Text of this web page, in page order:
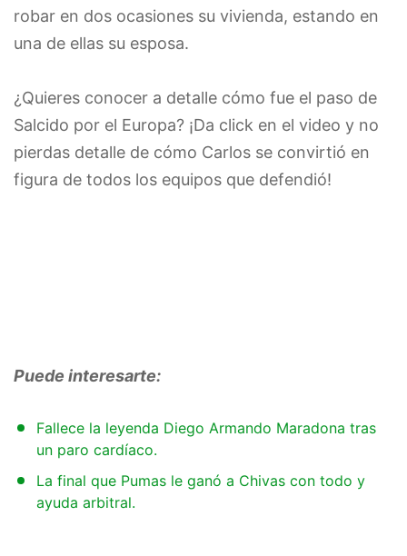
robar en dos ocasiones su vivienda, estando en
una de ellas su esposa.
¿Quieres conocer a detalle cómo fue el paso de
Salcido por el Europa? ¡Da click en el video y no
pierdas detalle de cómo Carlos se convirtió en
figura de todos los equipos que defendió!
Puede interesarte:
Fallece la leyenda Diego Armando Maradona tras
un paro cardíaco.
La final que Pumas le ganó a Chivas con todo y
ayuda arbitral.